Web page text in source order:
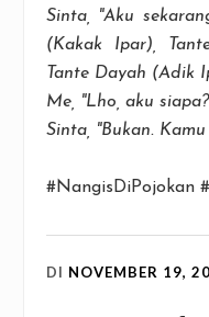
Sinta, "Aku
(Kakak Ipar),
Tante Dayah (Adik
Me, "Lho, aku
Sinta, "Bukan.
#NangisDiPojokan
DI NOVEMBER 19,